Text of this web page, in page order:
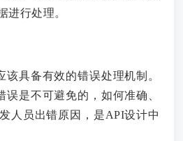
进行处理。
具备有效的错误处理机制。
是不可避免的，如何准确、
人员出错原因，是API设计中